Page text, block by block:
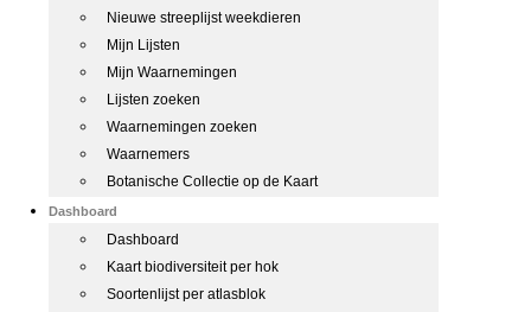
Nieuwe streeplijst weekdieren
Mijn Lijsten
Mijn Waarnemingen
Lijsten zoeken
Waarnemingen zoeken
Waarnemers
Botanische Collectie op de Kaart
Dashboard
Dashboard
Kaart biodiversiteit per hok
Soortenlijst per atlasblok